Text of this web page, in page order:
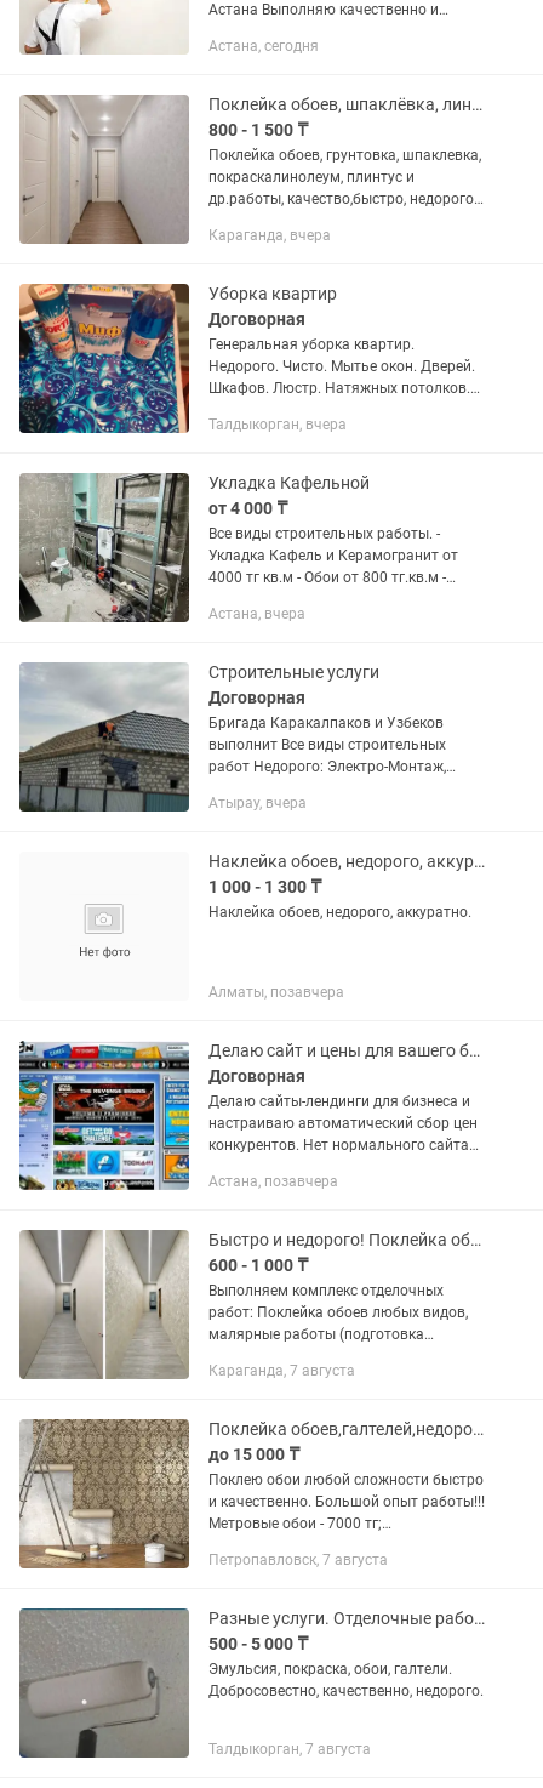
Астана Выполняю качественно и
Покраска стен и потолков • Шпаклевка
Отделочные...
Астана, сегодня
Поклейка обоев, шпаклёвка, линолеум
800 - 1 500 ₸
Поклейка обоев, грунтовка, шпаклевка,
покраскалинолеум, плинтус и
др.работы, качество,быстро, недорого,
Караганда, вчера
Уборка квартир
Договорная
Генеральная уборка квартир.
Недорого. Чисто. Мытье окон. Дверей.
Шкафов. Люстр. Натяжных потолков.
Полов.
Талдыкорган, вчера
Укладка Кафельной
от 4 000 ₸
Все виды строительных работы. -
Укладка Кафель и Керамогранит от
4000 тг кв.м - Обои от 800 тг.кв.м -
и Электрика от 2000 тг кв.м - Быстро
Астана, вчера
Строительные услуги
Договорная
Бригада Каракалпаков и Узбеков
выполнит Все виды строительных
работ Недорого: Электро-Монтаж,
, штукатурка , стяжка , облицовка,
Атырау, вчера
Наклейка обоев, недорого, аккуратно.
1 000 - 1 300 ₸
Наклейка обоев, недорого, аккуратно.
Алматы, позавчера
Делаю сайт и цены для вашего бизнеса
Договорная
Делаю сайты-лендинги для бизнеса и
настраиваю автоматический сбор цен
конкурентов. Нет нормального сайта?
уходят? Не следите за ценами
Астана, позавчера
Быстро и недорого! Поклейка обоев, покраска, установка плинтусов, галтелей
600 - 1 000 ₸
Выполняем комплекс отделочных
работ: Поклейка обоев любых видов,
малярные работы (подготовка
и потолков), установка плинтусов,
Караганда, 7 августа
Поклейка обоев,галтелей,недорого
до 15 000 ₸
Поклею обои любой сложности быстро
и качественно. Большой опыт работы!!!
Метровые обои - 7000 тг;
указана за рулон ! Снятие старых
Петропавловск, 7 августа
Разные услуги. Отделочные работы
500 - 5 000 ₸
Эмульсия, покраска, обои, галтели.
Добросовестно, качественно, недорого.
Талдыкорган, 7 августа